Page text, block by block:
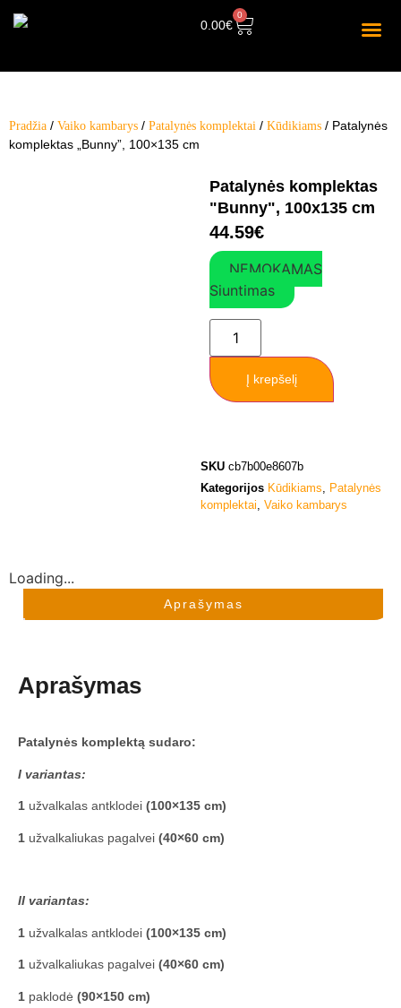
0.00€
0
Pradžia / Vaiko kambarys / Patalynės komplektai / Kūdikiams / Patalynės
komplektas „Bunny”, 100×135 cm
Patalynės komplektas
"Bunny", 100x135 cm
44.59€
NEMOKAMAS
Siuntimas
Į krepšelį
SKU cb7b00e8607b
Kategorijos Kūdikiams, Patalynės
komplektai, Vaiko kambarys
Loading...
Aprašymas
Aprašymas
Patalynės komplektą sudaro:
I variantas:
1 užvalkalas antklodei (100×135 cm)
1 užvalkaliukas pagalvei (40×60 cm)
II variantas:
1 užvalkalas antklodei (100×135 cm)
1 užvalkaliukas pagalvei (40×60 cm)
1 paklodė (90×150 cm)